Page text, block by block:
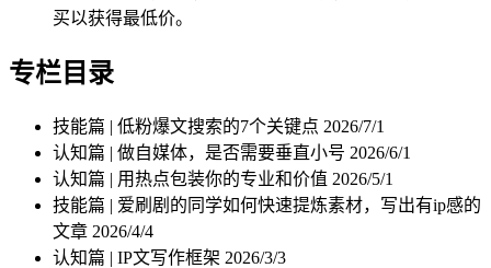
买以获得最低价。
专栏目录
技能篇 | 低粉爆文搜索的7个关键点 2026/7/1
认知篇 | 做自媒体，是否需要垂直小号 2026/6/1
认知篇 | 用热点包装你的专业和价值 2026/5/1
技能篇 | 爱刷剧的同学如何快速提炼素材，写出有ip感的
文章 2026/4/4
认知篇 | IP文写作框架 2026/3/3